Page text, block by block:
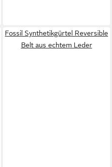
Fossil Synthetikgürtel Reversible
Belt aus echtem Leder